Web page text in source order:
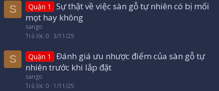
S Quận 1
Sự thật về việc sàn gỗ tự nhiên có bị mối
mọt hay không
sango
Trả lời 0 3/11/25
S Quận 1
Đánh giá ưu nhược điểm của sàn gỗ tự
nhiên trước khi lắp đặt
sango
Trả lời 0 1/11/25